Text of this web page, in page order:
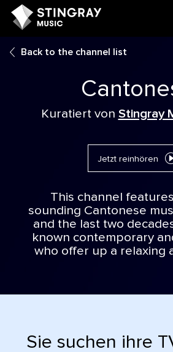
Back to the channel list
Kuratiert von Stingray
Jetzt reinhören
This channel
sounding Cantonese
and the last two
known contemporary
who offer up a relaxing
Sie suchen ihre